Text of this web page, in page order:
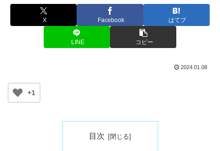
X Facebook はてブ
LINE コピー
2024.01.08
+1
目次